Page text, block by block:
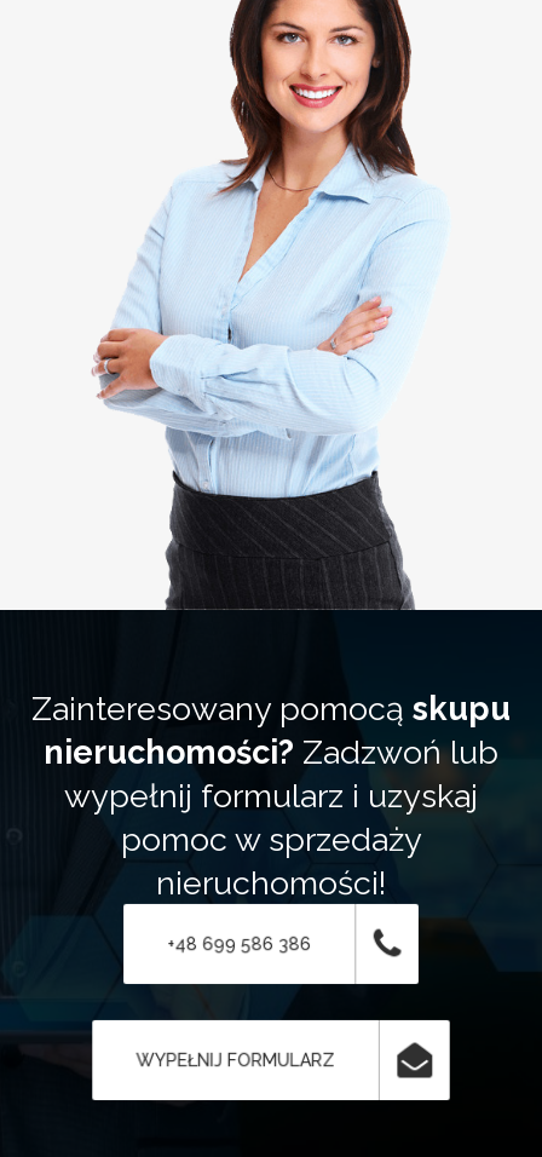
Zainteresowany pomocą skupu
nieruchomości? Zadzwoń lub
wypełnij formularz i uzyskaj
pomoc w sprzedaży
nieruchomości!
+48 699 586 386
WYPEŁNIJ FORMULARZ